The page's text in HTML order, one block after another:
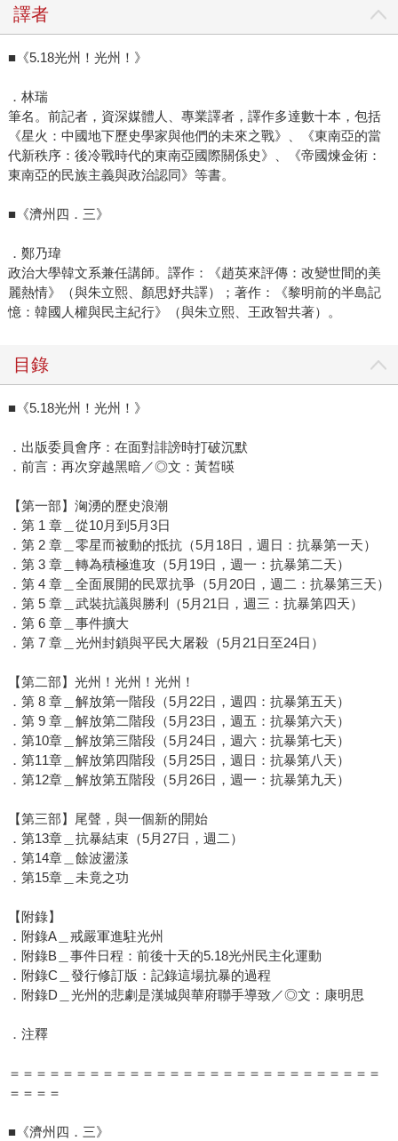
譯者
■《5.18光州！光州！》
．林瑞
筆名。前記者，資深媒體人、專業譯者，譯作多達數十本，包括
《星火：中國地下歷史學家與他們的未來之戰》、《東南亞的當
代新秩序：後冷戰時代的東南亞國際關係史》、《帝國煉金術：
東南亞的民族主義與政治認同》等書。
■《濟州四．三》
．鄭乃瑋
政治大學韓文系兼任講師。譯作：《趙英來評傳：改變世間的美
麗熱情》（與朱立熙、顏思妤共譯）；著作：《黎明前的半島記
憶：韓國人權與民主紀行》（與朱立熙、王政智共著）。
目錄
■《5.18光州！光州！》
．出版委員會序：在面對誹謗時打破沉默
．前言：再次穿越黑暗／◎文：黃皙暎
【第一部】洶湧的歷史浪潮
．第 1 章＿從10月到5月3日
．第 2 章＿零星而被動的抵抗（5月18日，週日：抗暴第一天）
．第 3 章＿轉為積極進攻（5月19日，週一：抗暴第二天）
．第 4 章＿全面展開的民眾抗爭（5月20日，週二：抗暴第三天）
．第 5 章＿武裝抗議與勝利（5月21日，週三：抗暴第四天）
．第 6 章＿事件擴大
．第 7 章＿光州封鎖與平民大屠殺（5月21日至24日）
【第二部】光州！光州！光州！
．第 8 章＿解放第一階段（5月22日，週四：抗暴第五天）
．第 9 章＿解放第二階段（5月23日，週五：抗暴第六天）
．第10章＿解放第三階段（5月24日，週六：抗暴第七天）
．第11章＿解放第四階段（5月25日，週日：抗暴第八天）
．第12章＿解放第五階段（5月26日，週一：抗暴第九天）
【第三部】尾聲，與一個新的開始
．第13章＿抗暴結束（5月27日，週二）
．第14章＿餘波盪漾
．第15章＿未竟之功
【附錄】
．附錄A＿戒嚴軍進駐光州
．附錄B＿事件日程：前後十天的5.18光州民主化運動
．附錄C＿發行修訂版：記錄這場抗暴的過程
．附錄D＿光州的悲劇是漢城與華府聯手導致／◎文：康明思
．注釋
＝＝＝＝＝＝＝＝＝＝＝＝＝＝＝＝＝＝＝＝＝＝＝＝＝＝＝＝
＝＝＝＝
■《濟州四．三》